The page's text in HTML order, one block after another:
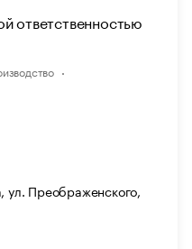
ответственностью
ул. Преображенского,